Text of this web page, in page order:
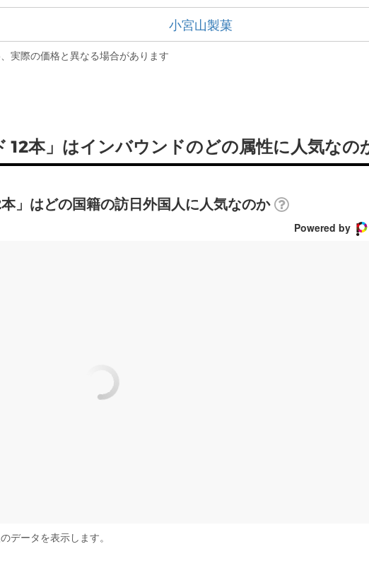
小宮山製菓
実際の価格と異なる場合があります
12本」はインバウンドのどの属性に人気なの
本」はどの国籍の訪日外国人に人気なのか
Powered by
データを表示します。